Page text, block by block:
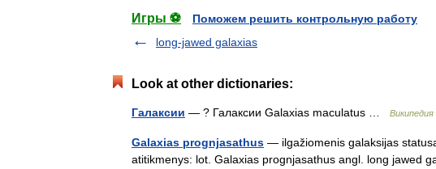
Игры ⚽
Поможем решить контрольную работу
long-jawed galaxias
Look at other dictionaries:
Галаксии — ? Галаксии Galaxias maculatus … Википедия
Galaxias prognjasathus — ilgažiomenis galaksijas
atitikmenys: lot. Galaxias prognjasathus angl. long jawed